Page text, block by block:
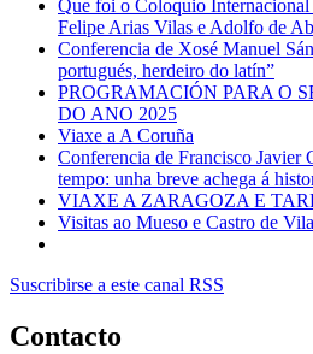
Que foi o Coloquio
Felipe Arias Vilas e Adolfo de
Conferencia de Xosé Manuel
portugués, herdeiro do latín”
PROGRAMACIÓN PARA O
DO ANO 2025
Viaxe a A Coruña
Conferencia de Francisco Javier
tempo: unha breve achega á
VIAXE A ZARAGOZA E
Visitas ao Mueso e Castro de
Suscribirse a este canal RSS
Contacto